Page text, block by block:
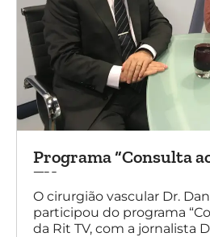
Programa “Consulta
TV
O cirurgião vascular Dr.
participou do programa
da Rit TV, com a jornalista